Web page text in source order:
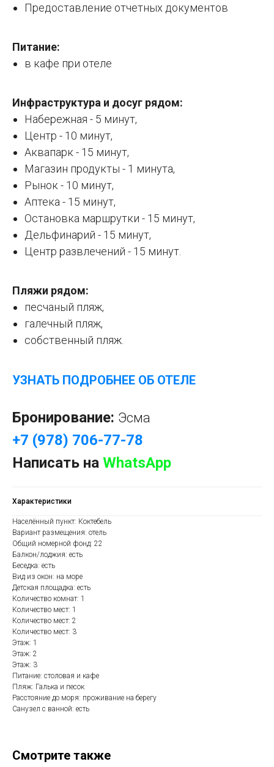
Предоставление отчетных документов
Питание:
в кафе при отеле
Инфраструктура и досуг рядом:
Набережная - 5 минут,
Центр - 10 минут,
Аквапарк - 15 минут,
Магазин продукты - 1 минута,
Рынок - 10 минут,
Аптека - 15 минут,
Остановка маршрутки - 15 минут,
Дельфинарий - 15 минут,
Центр развлечений - 15 минут.
Пляжи рядом:
песчаный пляж,
галечный пляж,
собственный пляж.
УЗНАТЬ ПОДРОБНЕЕ ОБ ОТЕЛЕ
Бронирование: Эсма
+7 (978) 706-77-78
Написать на WhatsApp
Характеристики
Населённый пункт: Коктебель
Вариант размещения: отель
Общий номерной фонд: 22
Балкон/лоджия: есть
Беседка: есть
Вид из окон: на море
Детская площадка: есть
Количество комнат: 1
Количество мест: 1
Количество мест: 2
Количество мест: 3
Этаж: 1
Этаж: 2
Этаж: 3
Питание: столовая и кафе
Пляж: Галька и песок
Расстояние до моря: проживание на берегу
Санузел с ванной: есть
Смотрите также